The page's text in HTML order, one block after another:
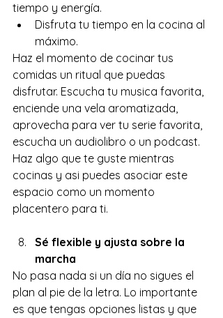
tiempo y energía.
Disfruta tu tiempo en la cocina al
máximo.
Haz el momento de cocinar tus
comidas un ritual que puedas
disfrutar. Escucha tu musica favorita,
enciende una vela aromatizada,
aprovecha para ver tu serie favorita,
escucha un audiolibro o un podcast.
Haz algo que te guste mientras
cocinas y asi puedes asociar este
espacio como un momento
placentero para ti.
Sé flexible y ajusta sobre la
marcha
No pasa nada si un día no sigues el
plan al pie de la letra. Lo importante
es que tengas opciones listas y que